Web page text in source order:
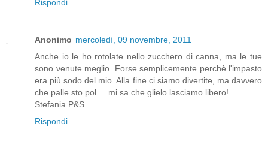
Rispondi
Anonimo mercoledì, 09 novembre, 2011
Anche io le ho rotolate nello zucchero di canna, ma le tue
sono venute meglio. Forse semplicemente perchè l'impasto
era più sodo del mio. Alla fine ci siamo divertite, ma davvero
che palle sto pol ... mi sa che glielo lasciamo libero!
Stefania P&S
Rispondi